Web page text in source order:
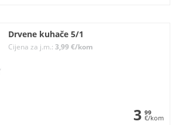
Drvene kuhače 5/1
Cijena za j.m.: 3,99 €/kom
3 99
€/kom